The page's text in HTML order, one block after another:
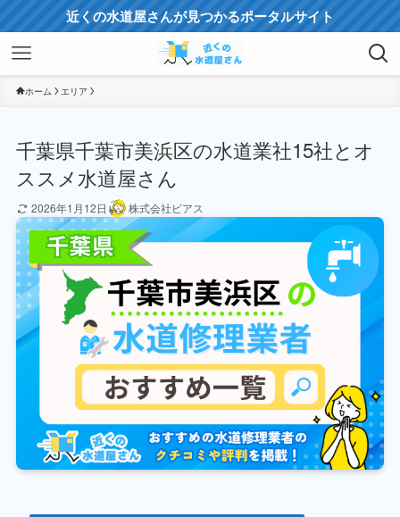
近くの水道屋さんが見つかるポータルサイト
ホーム エリア
千葉県千葉市美浜区の水道業社15社とオ
ススメ水道屋さん
2026年1月12日 株式会社ビアス